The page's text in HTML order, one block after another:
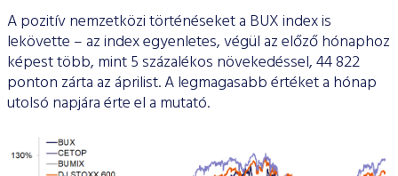
A pozitív nemzetközi történéseket a BUX index is
lekövette – az index egyenletes, végül az előző hónaphoz
képest több, mint 5 százalékos növekedéssel, 44 822
ponton zárta az áprilist. A legmagasabb értéket a hónap
utolsó napjára érte el a mutató.